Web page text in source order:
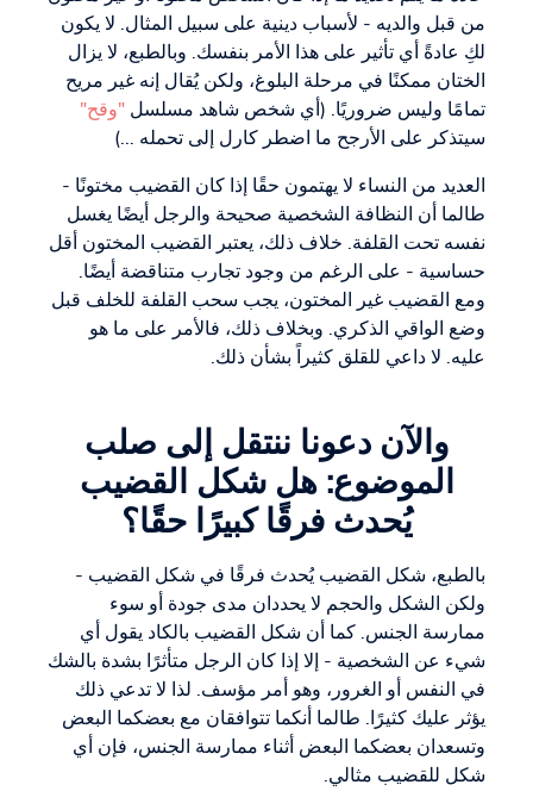
من قبل والديه - لأسباب دينية على سبيل المثال. لا يكون
لكِ عادةً أي تأثير على هذا الأمر بنفسك. وبالطبع، لا يزال
الختان ممكنًا في مرحلة البلوغ، ولكن يُقال إنه غير مريح
تمامًا وليس ضروريًا. (أي شخص شاهد مسلسل "وقح"
سيتذكر على الأرجح ما اضطر كارل إلى تحمله ...)
العديد من النساء لا يهتمون حقًا إذا كان القضيب مختونًا -
طالما أن النظافة الشخصية صحيحة والرجل أيضًا يغسل
نفسه تحت القلفة. خلاف ذلك، يعتبر القضيب المختون أقل
حساسية - على الرغم من وجود تجارب متناقضة أيضًا.
ومع القضيب غير المختون، يجب سحب القلفة للخلف قبل
وضع الواقي الذكري. وبخلاف ذلك، فالأمر على ما هو
عليه. لا داعي للقلق كثيراً بشأن ذلك.
والآن دعونا ننتقل إلى صلب
الموضوع: هل شكل القضيب
يُحدث فرقًا كبيرًا حقًا؟
بالطبع، شكل القضيب يُحدث فرقًا في شكل القضيب -
ولكن الشكل والحجم لا يحددان مدى جودة أو سوء
ممارسة الجنس. كما أن شكل القضيب بالكاد يقول أي
شيء عن الشخصية - إلا إذا كان الرجل متأثرًا بشدة بالشك
في النفس أو الغرور، وهو أمر مؤسف. لذا لا تدعي ذلك
يؤثر عليك كثيرًا. طالما أنكما تتوافقان مع بعضكما البعض
وتسعدان بعضكما البعض أثناء ممارسة الجنس، فإن أي
شكل للقضيب مثالي.